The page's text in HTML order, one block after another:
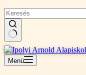
Nincs
találat
Menü